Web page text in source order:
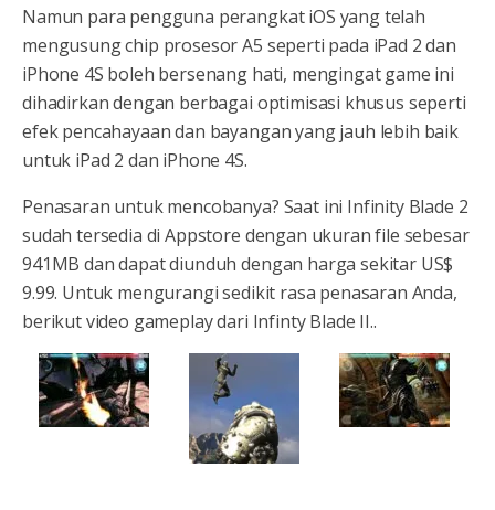
Namun para pengguna perangkat iOS yang telah
mengusung chip prosesor A5 seperti pada iPad 2 dan
iPhone 4S boleh bersenang hati, mengingat game ini
dihadirkan dengan berbagai optimisasi khusus seperti
efek pencahayaan dan bayangan yang jauh lebih baik
untuk iPad 2 dan iPhone 4S.
Penasaran untuk mencobanya? Saat ini Infinity Blade 2
sudah tersedia di Appstore dengan ukuran file sebesar
941MB dan dapat diunduh dengan harga sekitar US$
9.99. Untuk mengurangi sedikit rasa penasaran Anda,
berikut video gameplay dari Infinty Blade II..